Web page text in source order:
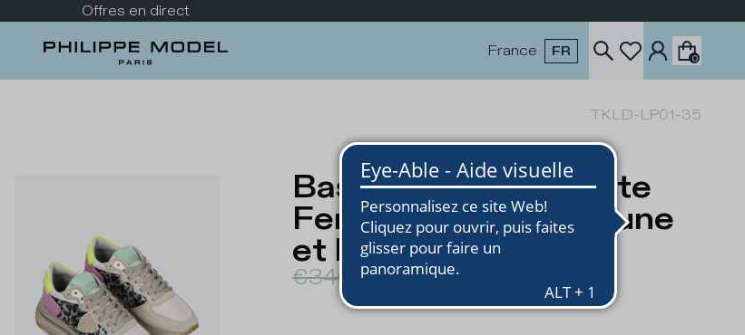
Offres en direct
France FR 0
TKLD-LP01-35
Baskets Tropez Haute
Femme, Léopard Jaune
et Multicolore
€340 €240